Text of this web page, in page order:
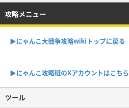
攻略メニュー
▶︎にゃんこ大戦争攻略wikiトップに戻る
▶︎にゃんこ攻略班のXアカウントはこちら
ツール